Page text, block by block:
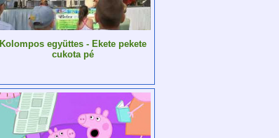
Kolompos együttes - Ekete pekete
cukota pé